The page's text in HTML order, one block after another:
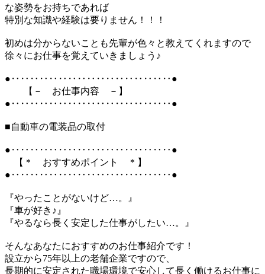
な姿勢をお持ちであれば
特別な知識や経験は要りません！！！
初めは分からないことも先輩が色々と教えてくれますので
徐々にお仕事を覚えていきましょう♪
●‥‥‥‥‥‥‥‥‥‥‥‥‥‥‥‥‥●
【－ お仕事内容 －】
●‥‥‥‥‥‥‥‥‥‥‥‥‥‥‥‥‥●
■自動車の電装品の取付
●‥‥‥‥‥‥‥‥‥‥‥‥‥‥‥‥‥●
【＊ おすすめポイント ＊】
●‥‥‥‥‥‥‥‥‥‥‥‥‥‥‥‥‥●
『やったことがないけど…。』
『車が好き♪』
『やるなら長く安定した仕事がしたい…。』
そんなあなたにおすすめのお仕事紹介です！
設立から75年以上の老舗企業ですので、
長期的に安定された職場環境で安心して長く働けるお仕事に